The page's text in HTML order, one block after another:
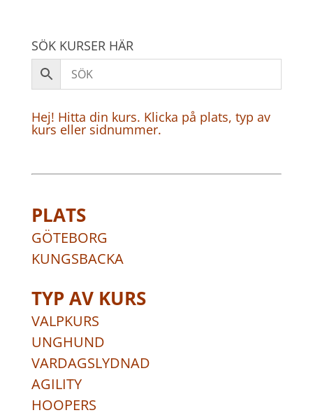
SÖK KURSER HÄR
Hej! Hitta din kurs. Klicka på plats, typ av
kurs eller sidnummer.
PLATS
GÖTEBORG
KUNGSBACKA
TYP AV KURS
VALPKURS
UNGHUND
VARDAGSLYDNAD
AGILITY
HOOPERS